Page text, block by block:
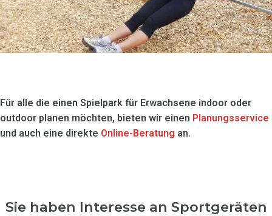
Für alle die einen Spielpark für Erwachsene indoor oder
outdoor planen möchten, bieten wir einen Planungsservice
und auch eine direkte Online-Beratung an.
Sie haben Interesse an Sportgeräten